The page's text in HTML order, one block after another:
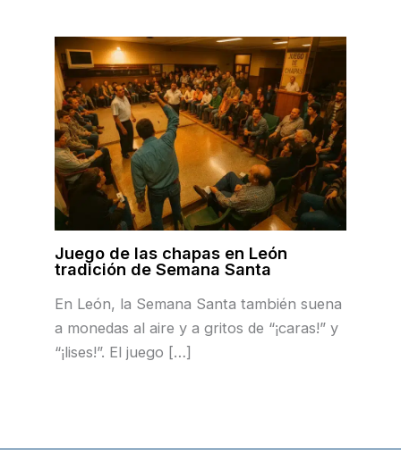
Juego de las chapas en León
tradición de Semana Santa
En León, la Semana Santa también suena
a monedas al aire y a gritos de “¡caras!” y
“¡lises!”. El juego […]